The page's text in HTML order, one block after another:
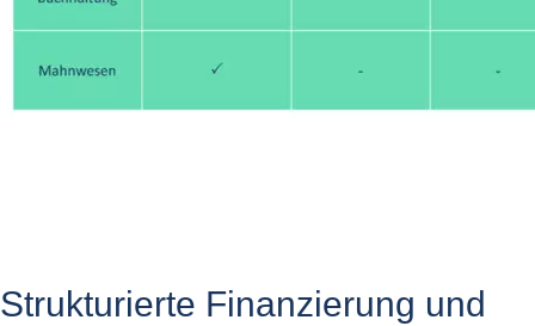
Strukturierte Finanzierung und